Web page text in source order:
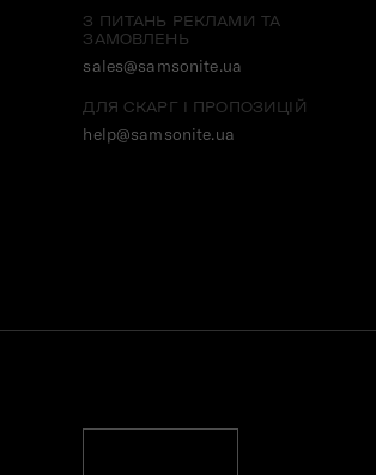
З ПИТАНЬ РЕКЛАМИ ТА
ЗАМОВЛЕНЬ
sales@samsonite.ua
ДЛЯ СКАРГ І ПРОПОЗИЦІЙ
help@samsonite.ua